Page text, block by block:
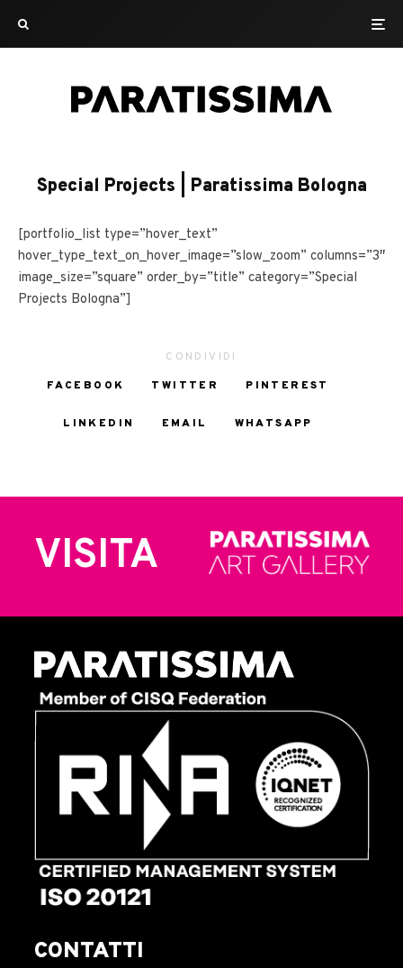
Special Projects | Paratissima Bologna
[portfolio_list type=”hover_text”
hover_type_text_on_hover_image=”slow_zoom” columns=”3″
image_size=”square” order_by=”title” category=”Special
Projects Bologna”]
CONDIVIDI
FACEBOOK
TWITTER PINTEREST
LINKEDIN EMAIL WHATSAPP
VISITA
CONTATTI